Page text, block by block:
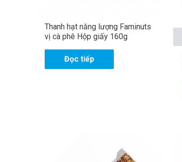
Thanh hạt năng lượng Faminuts
vị cà phê Hộp giấy 160g
Đọc tiếp